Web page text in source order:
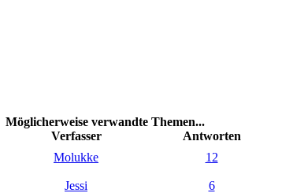
Möglicherweise verwandte Themen...
Verfasser Antworten
Molukke 12
Jessi 6